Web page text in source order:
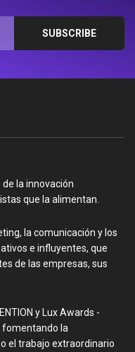
la innovación
que la alimentan.
la comunicación y los
e influyentes, que
de las empresas, sus
y Lux Awards -
fomentando la
el trabajo extraordinario